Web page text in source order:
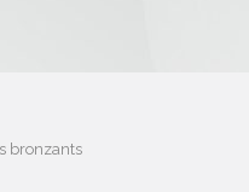
bronzants